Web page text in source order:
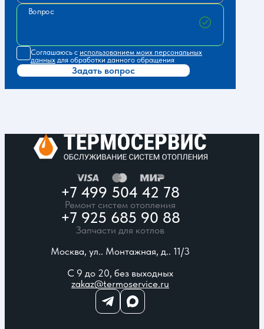
Вопрос
Соглашаюсь с использованием моих персональных
данных для обработки данного обращения
Задать вопрос
+7 499 504 42 78
Ремонт систем отопления
+7 925 685 90 88
Запчасти для котлов
Москва, ул.. Монтажная, д.. 11/3
С 9 до 20, без выходных
zakaz@termoservice.ru